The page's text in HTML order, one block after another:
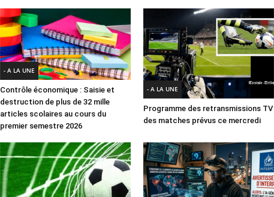
- A LA UNE
Contrôle économique : Saisie et
destruction de plus de 32 mille
articles scolaires au cours du
premier semestre 2026
- A LA UNE
Programme des retransmissions TV
des matches prévus ce mercredi